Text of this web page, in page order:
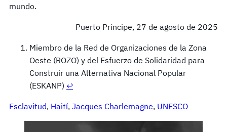
mundo.
Puerto Príncipe, 27 de agosto de 2025
Miembro de la Red de Organizaciones de la Zona
Oeste (ROZO) y del Esfuerzo de Solidaridad para
Construir una Alternativa Nacional Popular
(ESKANP) ↩︎
Esclavitud, Haití, Jacques Charlemagne, UNESCO